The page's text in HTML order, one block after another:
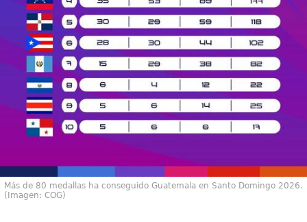
Más de 80 medallas ha conseguido Guatemala en Santo Domingo 2026.
(Imagen: COG)